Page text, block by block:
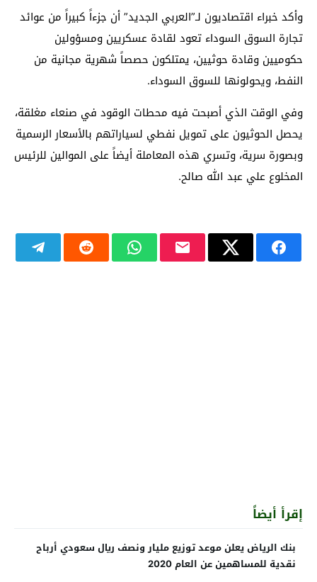
وأكد خبراء اقتصاديون لـ”العربي الجديد” أن جزءاً كبيراً من عوائد
تجارة السوق السوداء تعود لقادة عسكريين ومسؤولين
حكوميين وقادة حوثيين، يمتلكون حصصاً شهرية مجانية من
النفط، ويحولونها للسوق السوداء.
وفي الوقت الذي أصبحت فيه محطات الوقود في صنعاء مغلقة،
يحصل الحوثيون على تمويل نفطي لسياراتهم بالأسعار الرسمية
وبصورة سرية، وتسري هذه المعاملة أيضاً على الموالين للرئيس
المخلوع علي عبد الله صالح.
إقرأ أيضاً
بنك الرياض يعلن موعد توزيع مليار ونصف ريال سعودي أرباح
نقدية للمساهمين عن العام 2020